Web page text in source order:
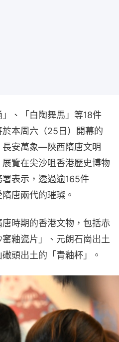
」、「白陶舞馬」等18件
於本周六（25日）開幕的
長安萬象—陝西隋唐文明
覽在尖沙咀香港歷史博物
表示，透過逾165件
唐兩代的璀璨。
時期的香港文物，包括赤
釉瓷片」、元朗石崗出土
頭出土的「青釉杯」。